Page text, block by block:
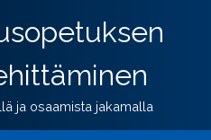
ja osaamista jakamalla